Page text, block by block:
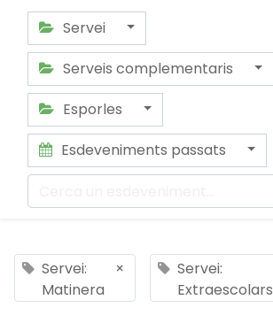
Servei
Serveis complementaris
Esporles
Esdeveniments passats
Servei:
Matinera
×
Servei:
Extraescolars